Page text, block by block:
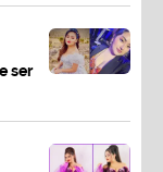
ser